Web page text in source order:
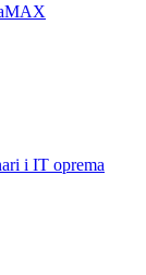
i IT oprema